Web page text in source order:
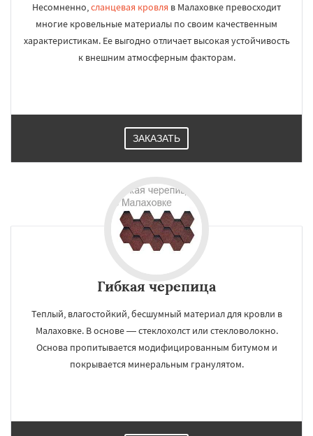
Несомненно,сланцевая кровля в Малаховке превосходит
многие кровельные материалы по своим качественным
характеристикам. Ее выгодно отличает высокая устойчивость
к внешним атмосферным факторам.
ЗАКАЗАТЬ
Гибкая черепица
Теплый, влагостойкий, бесшумный материал для кровли в
Малаховке. В основе — стеклохолст или стекловолокно.
Основа пропитывается модифицированным битумом и
покрывается минеральным гранулятом.